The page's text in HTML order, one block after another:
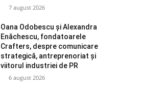
7 august 2026
Oana Odobescu și Alexandra
Enăchescu, fondatoarele
Crafters, despre comunicare
strategică, antreprenoriat și
viitorul industriei de PR
6 august 2026